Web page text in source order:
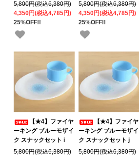
5,800円(税込6,380円)
4,350円(税込4,785円)
25%OFF!!
5,800円(税込6,380円)
4,350円(税込4,785円)
25%OFF!!
【★4】ファイヤ
ーキング ブルーモザイ
ク スナックセット i
5,800円(税込6,380円)
【★4】ファイヤ
ーキング ブルーモザイ
ク スナックセット j
5,800円(税込6,380円)